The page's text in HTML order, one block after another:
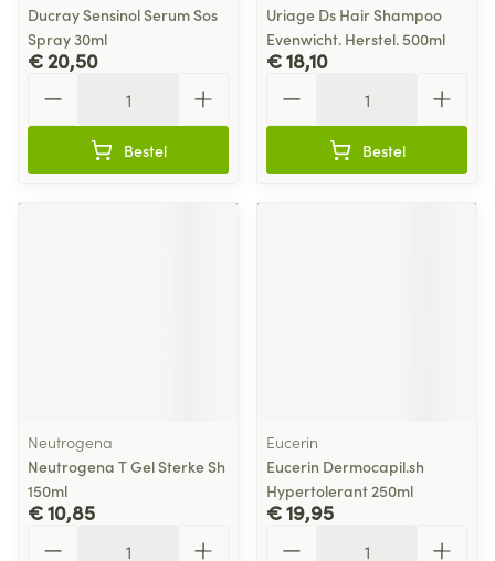
Ducray Sensinol Serum Sos
Spray 30ml
€ 20,50
Bestel
Uriage Ds Hair Shampoo
Evenwicht. Herstel. 500ml
€ 18,10
Bestel
Neutrogena
Neutrogena T Gel Sterke Sh
150ml
€ 10,85
Eucerin
Eucerin Dermocapil.sh
Hypertolerant 250ml
€ 19,95